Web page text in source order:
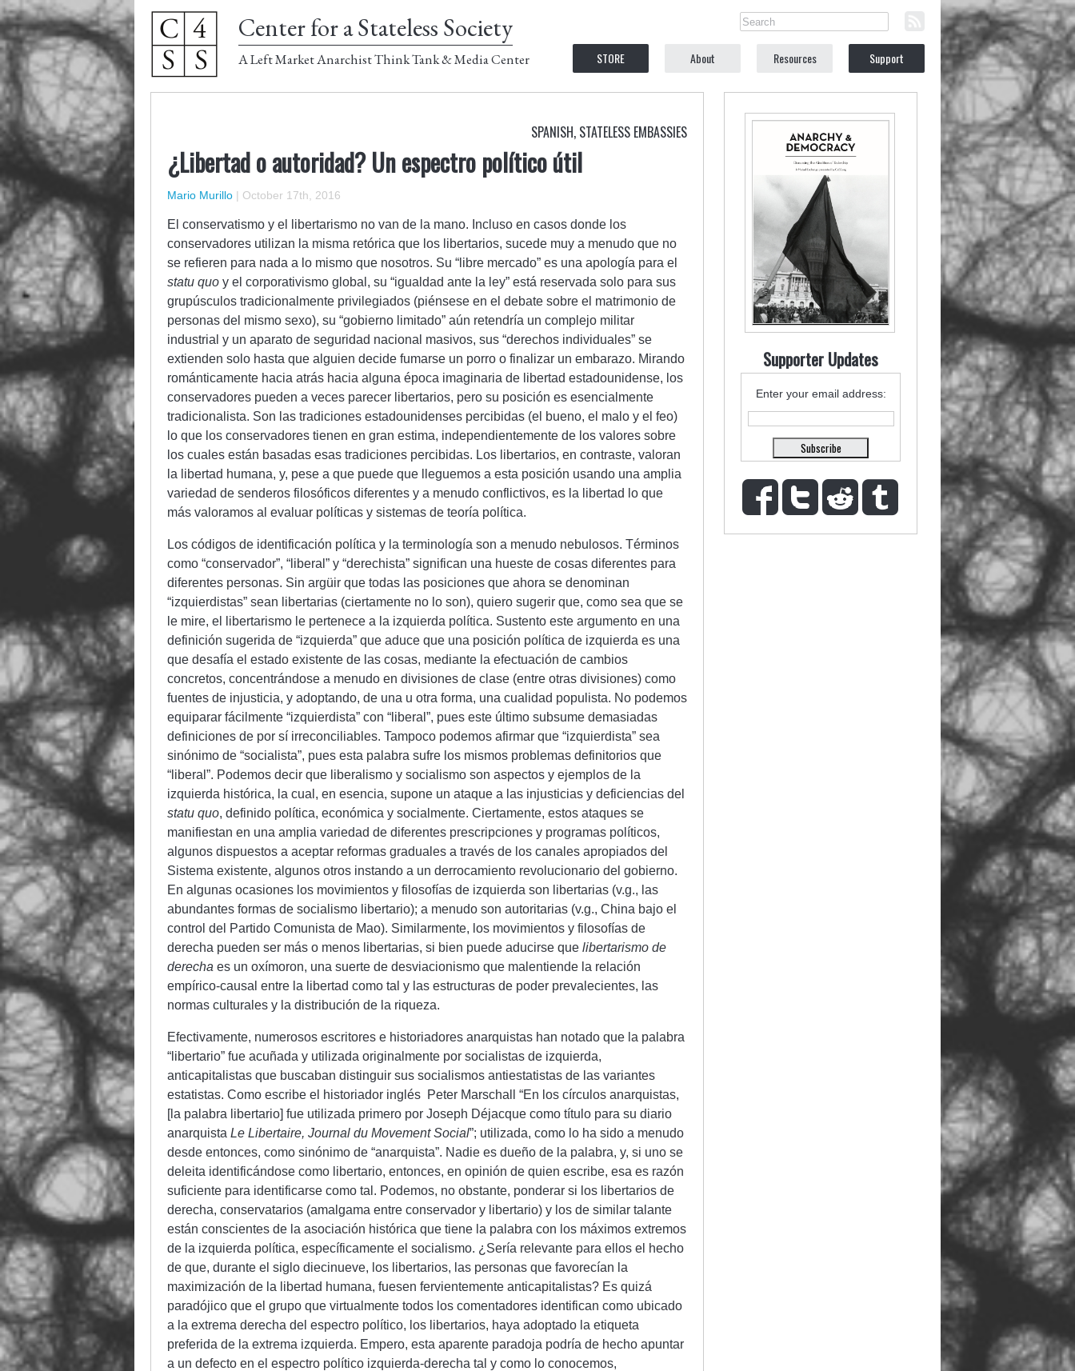
Center for a Stateless Society
A Left Market Anarchist Think Tank & Media Center STORE About Resources Support
SPANISH, STATELESS EMBASSIES
¿Libertad o autoridad? Un espectro político útil
Mario Murillo | October 17th, 2016
El conservatismo y el libertarismo no van de la mano. Incluso en casos donde los
conservadores utilizan la misma retórica que los libertarios, sucede muy a menudo que no
se refieren para nada a lo mismo que nosotros. Su “libre mercado” es una apología para el
statu quo y el corporativismo global, su “igualdad ante la ley” está reservada solo para sus
grupúsculos tradicionalmente privilegiados (piénsese en el debate sobre el matrimonio de
personas del mismo sexo), su “gobierno limitado” aún retendría un complejo militar
industrial y un aparato de seguridad nacional masivos, sus “derechos individuales” se
extienden solo hasta que alguien decide fumarse un porro o finalizar un embarazo. Mirando
románticamente hacia atrás hacia alguna época imaginaria de libertad estadounidense, los
conservadores pueden a veces parecer libertarios, pero su posición es esencialmente
tradicionalista. Son las tradiciones estadounidenses percibidas (el bueno, el malo y el feo)
lo que los conservadores tienen en gran estima, independientemente de los valores sobre
los cuales están basadas esas tradiciones percibidas. Los libertarios, en contraste, valoran
la libertad humana, y, pese a que puede que lleguemos a esta posición usando una amplia
variedad de senderos filosóficos diferentes y a menudo conflictivos, es la libertad lo que
más valoramos al evaluar políticas y sistemas de teoría política.
Los códigos de identificación política y la terminología son a menudo nebulosos. Términos
como “conservador”, “liberal” y “derechista” significan una hueste de cosas diferentes para
diferentes personas. Sin argüir que todas las posiciones que ahora se denominan
“izquierdistas” sean libertarias (ciertamente no lo son), quiero sugerir que, como sea que se
le mire, el libertarismo le pertenece a la izquierda política. Sustento este argumento en una
definición sugerida de “izquierda” que aduce que una posición política de izquierda es una
que desafía el estado existente de las cosas, mediante la efectuación de cambios
concretos, concentrándose a menudo en divisiones de clase (entre otras divisiones) como
fuentes de injusticia, y adoptando, de una u otra forma, una cualidad populista. No podemos
equiparar fácilmente “izquierdista” con “liberal”, pues este último subsume demasiadas
definiciones de por sí irreconciliables. Tampoco podemos afirmar que “izquierdista” sea
sinónimo de “socialista”, pues esta palabra sufre los mismos problemas definitorios que
“liberal”. Podemos decir que liberalismo y socialismo son aspectos y ejemplos de la
izquierda histórica, la cual, en esencia, supone un ataque a las injusticias y deficiencias del
statu quo, definido política, económica y socialmente. Ciertamente, estos ataques se
manifiestan en una amplia variedad de diferentes prescripciones y programas políticos,
algunos dispuestos a aceptar reformas graduales a través de los canales apropiados del
Sistema existente, algunos otros instando a un derrocamiento revolucionario del gobierno.
En algunas ocasiones los movimientos y filosofías de izquierda son libertarias (v.g., las
abundantes formas de socialismo libertario); a menudo son autoritarias (v.g., China bajo el
control del Partido Comunista de Mao). Similarmente, los movimientos y filosofías de
derecha pueden ser más o menos libertarias, si bien puede aducirse que libertarismo de
derecha es un oxímoron, una suerte de desviacionismo que malentiende la relación
empírico-causal entre la libertad como tal y las estructuras de poder prevalecientes, las
normas culturales y la distribución de la riqueza.
Efectivamente, numerosos escritores e historiadores anarquistas han notado que la palabra
“libertario” fue acuñada y utilizada originalmente por socialistas de izquierda,
anticapitalistas que buscaban distinguir sus socialismos antiestatistas de las variantes
estatistas. Como escribe el historiador inglés Peter Marschall “En los círculos anarquistas,
[la palabra libertario] fue utilizada primero por Joseph Déjacque como título para su diario
anarquista Le Libertaire, Journal du Movement Social”; utilizada, como lo ha sido a menudo
desde entonces, como sinónimo de “anarquista”. Nadie es dueño de la palabra, y, si uno se
deleita identificándose como libertario, entonces, en opinión de quien escribe, esa es razón
suficiente para identificarse como tal. Podemos, no obstante, ponderar si los libertarios de
derecha, conservatarios (amalgama entre conservador y libertario) y los de similar talante
están conscientes de la asociación histórica que tiene la palabra con los máximos extremos
de la izquierda política, específicamente el socialismo. ¿Sería relevante para ellos el hecho
de que, durante el siglo diecinueve, los libertarios, las personas que favorecían la
maximización de la libertad humana, fuesen fervientemente anticapitalistas? Es quizá
paradójico que el grupo que virtualmente todos los comentadores identifican como ubicado
a la extrema derecha del espectro político, los libertarios, haya adoptado la etiqueta
preferida de la extrema izquierda. Empero, esta aparente paradoja podría de hecho apuntar
a un defecto en el espectro político izquierda-derecha tal y como lo conocemos,
Supporter Updates
Enter your email address: